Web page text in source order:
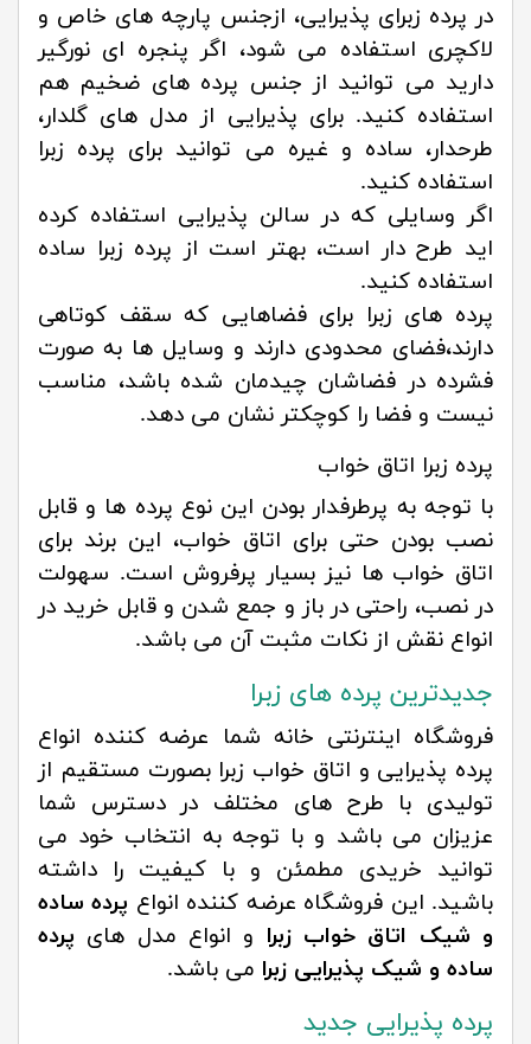
در پرده زبرای پذیرایی، ازجنس پارچه های خاص و
لاکچری استفاده می شود، اگر پنجره ای نورگیر
دارید می توانید از جنس پرده های ضخیم هم
استفاده کنید. برای پذیرایی از مدل های گلدار،
طرحدار، ساده و غیره می توانید برای پرده زبرا
استفاده کنید.
اگر وسایلی که در سالن پذیرایی استفاده کرده
اید طرح دار است، بهتر است از پرده زبرا ساده
استفاده کنید.
پرده های زبرا برای فضاهایی که سقف کوتاهی
دارند،فضای محدودی دارند و وسایل ها به صورت
فشرده در فضاشان چیدمان شده باشد، مناسب
نیست و فضا را کوچکتر نشان می دهد.
پرده زبرا اتاق خواب
با توجه به پرطرفدار بودن این نوع پرده ها و قابل
نصب بودن حتی برای اتاق خواب، این برند برای
اتاق خواب ها نیز بسیار پرفروش است. سهولت
در نصب، راحتی در باز و جمع شدن و قابل خرید در
انواع نقش از نکات مثبت آن می باشد.
جدیدترین پرده های زبرا
فروشگاه اینترنتی خانه شما عرضه کننده انواع
پرده پذیرایی و اتاق خواب زبرا بصورت مستقیم از
تولیدی با طرح های مختلف در دسترس شما
عزیزان می باشد و با توجه به انتخاب خود می
توانید خریدی مطمئن و با کیفیت را داشته
باشید. این فروشگاه عرضه کننده انواع پرده ساده
و شیک اتاق خواب زبرا و انواع مدل های پرده
ساده و شیک پذیرایی زبرا می باشد.
پرده پذیرایی جدید